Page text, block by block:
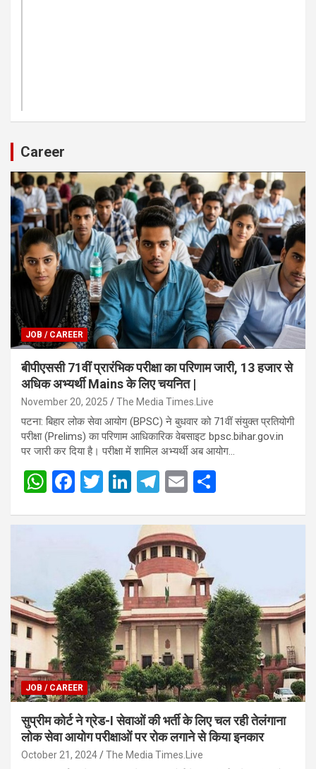
Career
JOB / CAREER
बीपीएससी 71वीं प्रारंभिक परीक्षा का परिणाम जारी, 13 हजार से
अधिक अभ्यर्थी Mains के लिए चयनित |
November 20, 2025 The Media Times.Live
पटना: बिहार लोक सेवा आयोग (BPSC) ने बुधवार को 71वीं संयुक्त प्रतियोगी
परीक्षा (Prelims) का परिणाम आधिकारिक वेबसाइट bpsc.bihar.gov.in
पर जारी कर दिया है। परीक्षा में शामिल अभ्यर्थी अब आयोग…
W
at
p
p
F
ce
o
o
k
T
tt
Li
ke
dI
n
T
e
gr
a
m
E
ail ar
JOB / CAREER
सुप्रीम कोर्ट ने ग्रेड-I सेवाओं की भर्ती के लिए चल रही तेलंगाना
लोक सेवा आयोग परीक्षाओं पर रोक लगाने से किया इनकार
October 21, 2024 The Media Times.Live